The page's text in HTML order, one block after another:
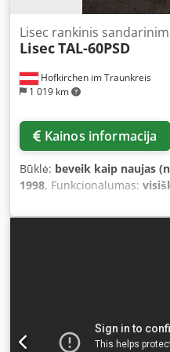
Hofkirchen im Traunkreis
1 019 km
Lisec rankinis
LisecTAL-60PSD
Kainos informacija
Būklė: beveik kaip naujas
1998, Funkcionalumas:
, bendras
trifazis, „Lisec 2k“ –
įrenginys, skirtas
metu įrenginys